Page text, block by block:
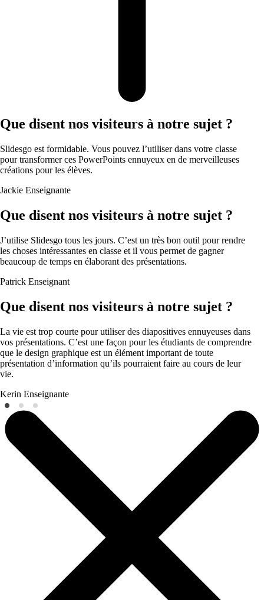
Que disent nos visiteurs à notre sujet ?
Slidesgo est formidable. Vous pouvez l’utiliser dans votre classe
pour transformer ces PowerPoints ennuyeux en de merveilleuses
créations pour les élèves.
Jackie Enseignante
Que disent nos visiteurs à notre sujet ?
J’utilise Slidesgo tous les jours. C’est un très bon outil pour rendre
les choses intéressantes en classe et il vous permet de gagner
beaucoup de temps en élaborant des présentations.
Patrick Enseignant
Que disent nos visiteurs à notre sujet ?
La vie est trop courte pour utiliser des diapositives ennuyeuses dans
vos présentations. C’est une façon pour les étudiants de comprendre
que le design graphique est un élément important de toute
présentation d’information qu’ils pourraient faire au cours de leur
vie.
Kerin Enseignante